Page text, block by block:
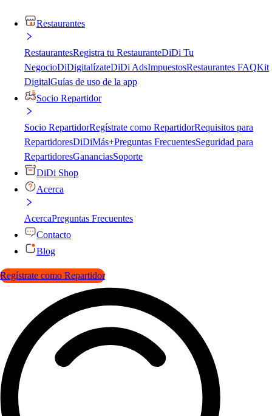
Restaurantes
RestaurantesRegistra tu RestauranteDiDi Tu
NegocioDiDigitalízateDiDi AdsImpuestosRestaurantes FAQKit
DigitalGuías de uso de la app
Socio Repartidor
Socio RepartidorRegístrate como RepartidorRequisitos para
RepartidoresDiDiMás+Preguntas FrecuentesSeguridad para
RepartidoresGananciasSoporte
DiDi Shop
Acerca
AcercaPreguntas Frecuentes
Contacto
Blog
Regístrate como Repartidor